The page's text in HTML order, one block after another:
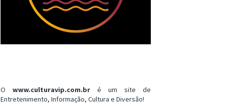
O www.culturavip.com.br é um site de
Entretenimento, Informação, Cultura e Diversão!